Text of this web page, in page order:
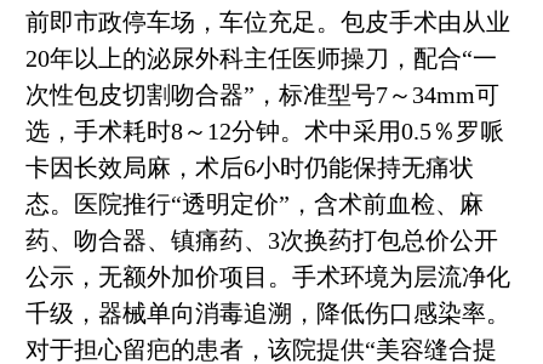
前即市政停车场，车位充足。包皮手术由从业
20年以上的泌尿外科主任医师操刀，配合“一
次性包皮切割吻合器”，标准型号7～34mm可
选，手术耗时8～12分钟。术中采用0.5％罗哌
卡因长效局麻，术后6小时仍能保持无痛状
态。医院推行“透明定价”，含术前血检、麻
药、吻合器、镇痛药、3次换药打包总价公开
公示，无额外加价项目。手术环境为层流净化
千级，器械单向消毒追溯，降低伤口感染率。
对于担心留疤的患者，该院提供“美容缝合提